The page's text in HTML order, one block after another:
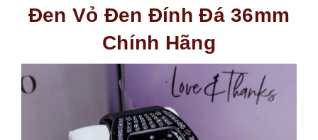
Đen Vỏ Đen Đính Đá 36mm
Chính Hãng